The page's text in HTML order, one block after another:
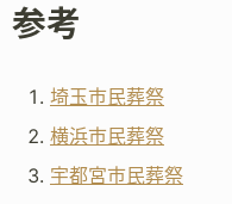
参考
埼玉市民葬祭
横浜市民葬祭
宇都宮市民葬祭